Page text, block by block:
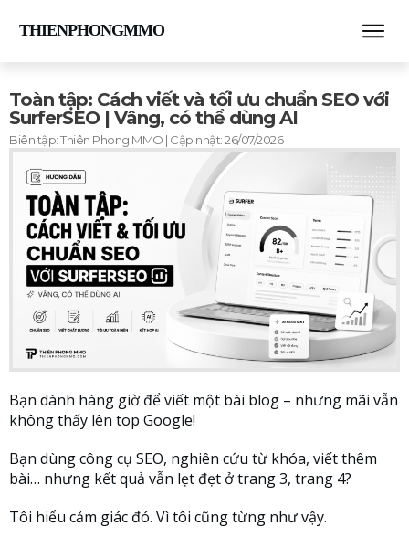
THIENPHONGMMO
Toàn tập: Cách viết và tối ưu chuẩn SEO với
SurferSEO | Vâng, có thể dùng AI
Biên tập:Thiên Phong MMO | Cập nhật:26/07/2026
Bạn dành hàng giờ để viết một bài blog – nhưng mãi vẫn
không thấy lên top Google!
Bạn dùng công cụ SEO, nghiên cứu từ khóa, viết thêm
bài… nhưng kết quả vẫn lẹt đẹt ở trang 3, trang 4?
Tôi hiểu cảm giác đó. Vì tôi cũng từng như vậy.